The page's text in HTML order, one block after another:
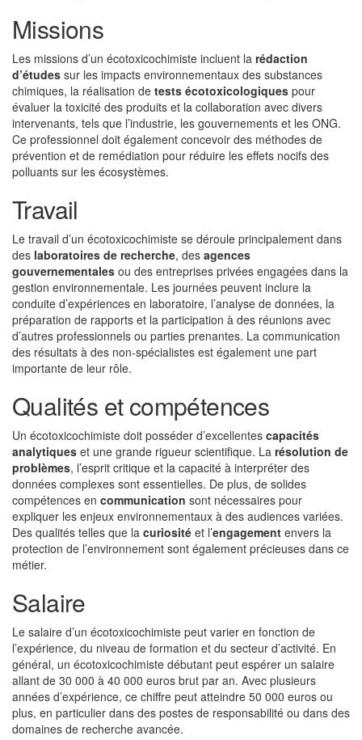
Missions
Les missions d’un écotoxicochimiste incluent la rédaction
d’études sur les impacts environnementaux des substances
chimiques, la réalisation de tests écotoxicologiques pour
évaluer la toxicité des produits et la collaboration avec divers
intervenants, tels que l’industrie, les gouvernements et les ONG.
Ce professionnel doit également concevoir des méthodes de
prévention et de remédiation pour réduire les effets nocifs des
polluants sur les écosystèmes.
Travail
Le travail d’un écotoxicochimiste se déroule principalement dans
des laboratoires de recherche, des agences
gouvernementales ou des entreprises privées engagées dans la
gestion environnementale. Les journées peuvent inclure la
conduite d’expériences en laboratoire, l’analyse de données, la
préparation de rapports et la participation à des réunions avec
d’autres professionnels ou parties prenantes. La communication
des résultats à des non-spécialistes est également une part
importante de leur rôle.
Qualités et compétences
Un écotoxicochimiste doit posséder d’excellentes capacités
analytiques et une grande rigueur scientifique. La résolution de
problèmes, l’esprit critique et la capacité à interpréter des
données complexes sont essentielles. De plus, de solides
compétences en communication sont nécessaires pour
expliquer les enjeux environnementaux à des audiences variées.
Des qualités telles que la curiosité et l’engagement envers la
protection de l’environnement sont également précieuses dans ce
métier.
Salaire
Le salaire d’un écotoxicochimiste peut varier en fonction de
l’expérience, du niveau de formation et du secteur d’activité. En
général, un écotoxicochimiste débutant peut espérer un salaire
allant de 30 000 à 40 000 euros brut par an. Avec plusieurs
années d’expérience, ce chiffre peut atteindre 50 000 euros ou
plus, en particulier dans des postes de responsabilité ou dans des
domaines de recherche avancée.